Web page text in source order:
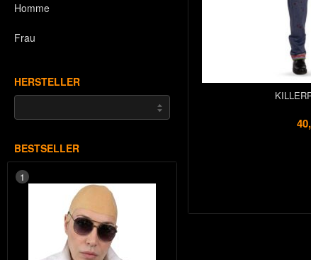
Homme
Frau
HERSTELLER
BESTSELLER
1